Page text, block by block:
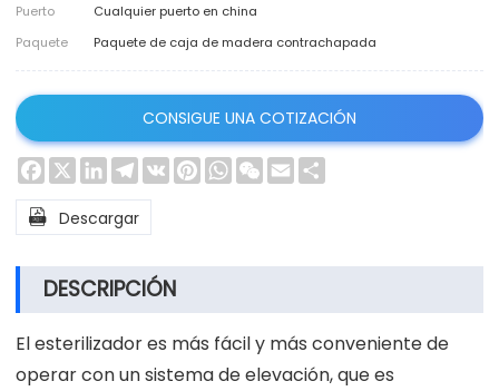
Puerto
Cualquier puerto en china
Paquete
Paquete de caja de madera contrachapada
CONSIGUE UNA COTIZACIÓN
Facebook
X LinkedInTelegram
VK PinterestWhatsApp
WeChat
Email
 Descargar
DESCRIPCIÓN
El esterilizador es más fácil y más conveniente de
operar con un sistema de elevación, que es